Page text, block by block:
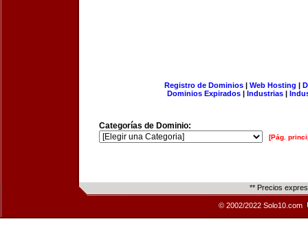
Registro de Dominios| Web Hosting |
Dominios Expirados | Industrias |
Categorías de Dominio:
[Pág.
** Precios
© 2002/2022 Solo10.com